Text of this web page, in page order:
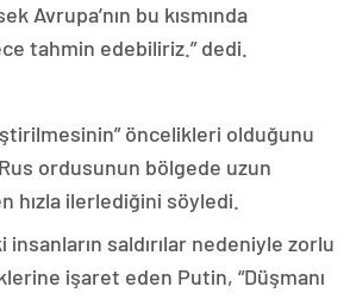
Avrupa’nın bu kısmında
tahmin edebiliriz.” dedi.
öncelikleri olduğunu
ordusunun bölgede uzun
hızla ilerlediğini söyledi.
saldırılar nedeniyle zorlu
işaret eden Putin, “Düşmanı